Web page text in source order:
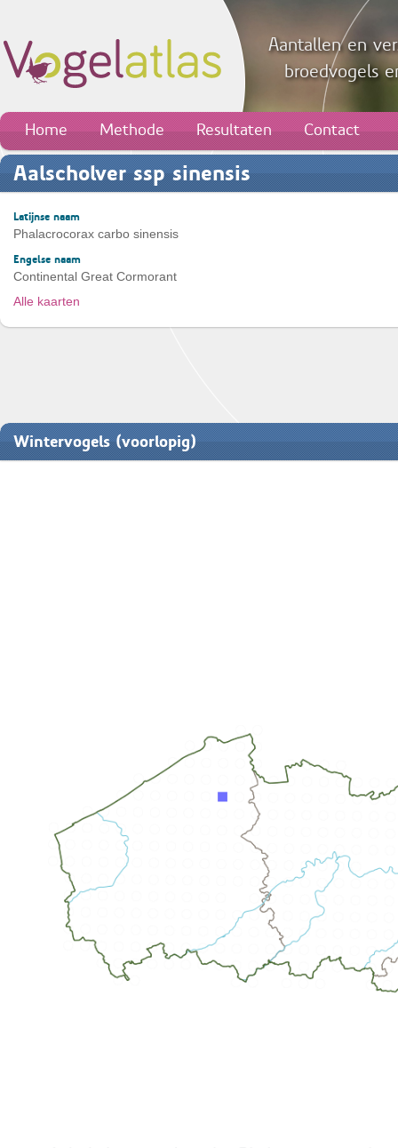
Aantallen en
broedvogels
Home Methode Resultaten Contact
Aalscholver ssp sinensis
Latijnse naam
Phalacrocorax carbo sinensis
Engelse naam
Continental Great Cormorant
Alle kaarten
Wintervogels (voorlopig)